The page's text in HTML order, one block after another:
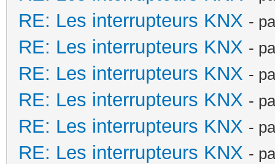
RE: Les interrupteurs KNX -
RE: Les interrupteurs KNX -
RE: Les interrupteurs KNX -
RE: Les interrupteurs KNX -
RE: Les interrupteurs KNX -
RE: Les interrupteurs KNX -